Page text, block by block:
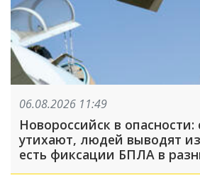
06.08.2026 11:49
Новороссийск в
утихают, людей выводят
есть фиксации БПЛА в
направлениях